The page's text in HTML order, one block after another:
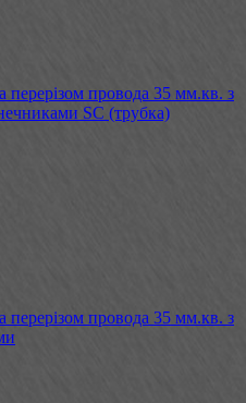
провода 35 мм.кв. з
SC (трубка)
провода 35 мм.кв. з